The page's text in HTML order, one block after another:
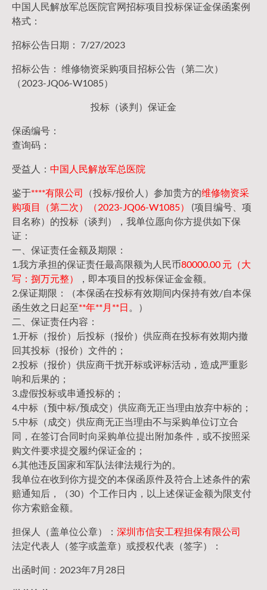
中国人民解放军总医院官网招标项目投标保证金保函案例
格式：
招标公告日期： 7/27/2023
招标公告： 维修物资采购项目招标公告（第二次）
（2023-JQ06-W1085）
投标（谈判）保证金
保函编号：
查询码：
受益人： 中国人民解放军总医院
鉴于****有限公司 （投标/报价人）参加贵方的维修物资采
购项目（第二次）（2023-JQ06-W1085）
(项目编号、项
目名称）的投标（谈判），我单位愿向你方提供如下保
证：
一、保证责任金额及期限：
1.我方承担的保证责任最高限额为人民币80000.00 元（大
写：捌万元整）
，即本项目的投标保证金金额。
2.保证期限：（本保函在投标有效期间内保持有效/自本保
函生效之日起至**年**月**日 。）
二、保证责任内容：
1.开标（报价）后投标（报价）供应商在投标有效期内撤
回其投标（报价）文件的；
2.投标（报价）供应商干扰开标或评标活动，造成严重影
响和后果的；
3.虚假投标或串通投标的；
4.中标（预中标/预成交）供应商无正当理由放弃中标的；
5.中标（成交）供应商无正当理由不与采购单位订立合
同，在签订合同时向采购单位提出附加条件，或不按照采
购文件要求提交履约保证金的；
6.其他违反国家和军队法律法规行为的。
我单位在收到你方提交的本保函原件及符合上述条件的索
赔通知后，（30）个工作日内，以上述保证金额为限支付
你方索赔金额。
担保人（盖单位公章）： 深圳市信安工程担保有限公司
法定代表人（签字或盖章）或授权代表（签字）：
出函时间：2023年7月28日